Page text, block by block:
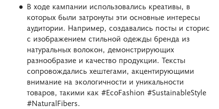
В ходе кампании использовались креативы, в
которых были затронуты эти основные интересы
аудитории. Например, создавались посты и сторис
с изображением стильной одежды бренда из
натуральных волокон, демонстрирующих
разнообразие и качество продукции. Тексты
сопровождались хештегами, акцентирующими
внимание на экологичности и уникальности
товаров, такими как #EcoFashion #SustainableStyle
#NaturalFibers.